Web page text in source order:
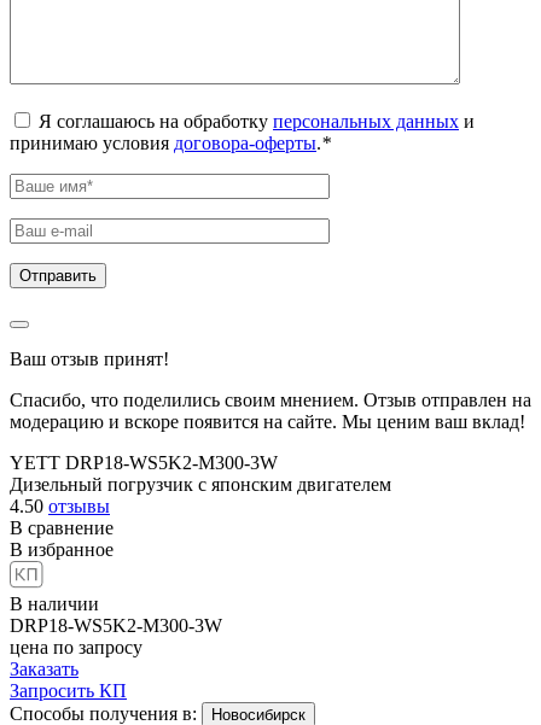
Я соглашаюсь на обработку персональных данных и
принимаю условия договора-оферты.*
Ваш отзыв принят!
Спасибо, что поделились своим мнением. Отзыв отправлен на
модерацию и вскоре появится на сайте. Мы ценим ваш вклад!
YETT DRP18-WS5K2-M300-3W
Дизельный погрузчик с японским двигателем
4.50 отзывы
В сравнение
В избранное
В наличии
DRP18-WS5K2-M300-3W
цена по запросу
Заказать
Запросить КП
Способы получения в:
Новосибирск